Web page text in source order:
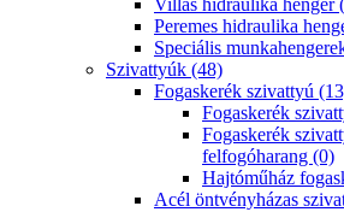
Peremes hidraulika
Speciális
Szivattyúk (48)
Fogaskerék szivattyú
Fogaskerék
Fogaskerék
felfogóharang (0)
Hajtóműház
Acél öntvényházas